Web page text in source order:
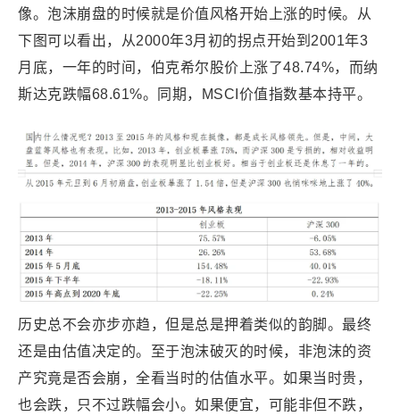
像。泡沫崩盘的时候就是价值风格开始上涨的时候。从
下图可以看出，从2000年3月初的拐点开始到2001年3
月底，一年的时间，伯克希尔股价上涨了48.74%，而纳
斯达克跌幅68.61%。同期，MSCI价值指数基本持平。
历史总不会亦步亦趋，但是总是押着类似的韵脚。最终
还是由估值决定的。至于泡沫破灭的时候，非泡沫的资
产究竟是否会崩，全看当时的估值水平。如果当时贵，
也会跌，只不过跌幅会小。如果便宜，可能非但不跌，